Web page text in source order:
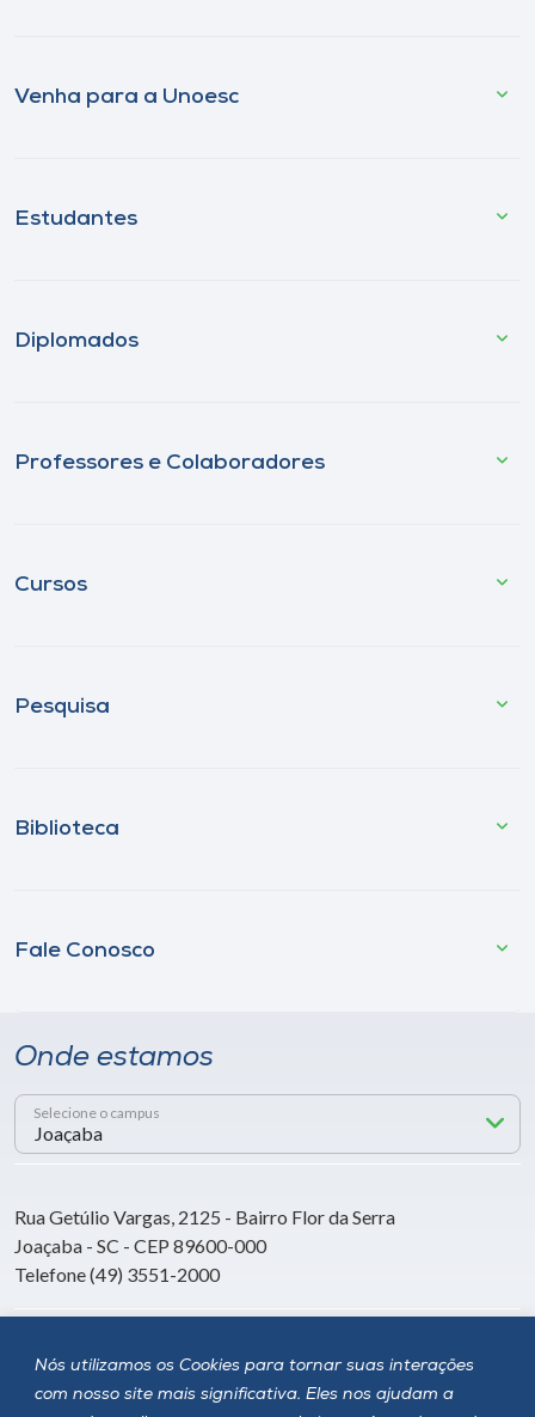
Nós utilizamos os Cookies para tornar suas interações
com nosso site mais significativa. Eles nos ajudam a
Venha para a Unoesc
Estudantes
Diplomados
Professores e Colaboradores
Cursos
Pesquisa
Biblioteca
Fale Conosco
Onde estamos
Selecione o campus
Rua Getúlio Vargas, 2125 - Bairro Flor da Serra
Joaçaba - SC - CEP 89600-000
Telefone (49) 3551-2000
Siga a Unoesc